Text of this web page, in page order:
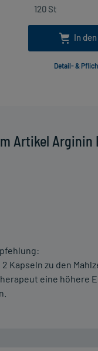
Artikel Arginin
Kapseln zu den
eine höhere
In
Detail- &